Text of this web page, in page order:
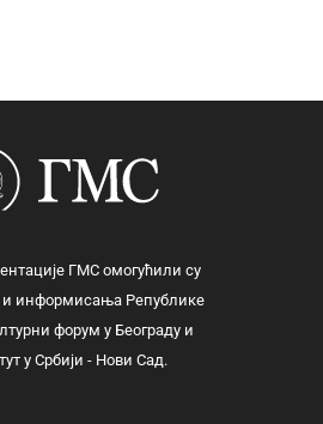
ГМС омогућили су
и информисања Републике
форум у Београду и
у Србији - Нови Сад.